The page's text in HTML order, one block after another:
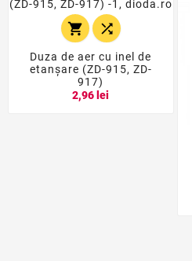
 
Duza de aer cu inel de
etanșare (ZD-915, ZD-
917)
2,96 lei